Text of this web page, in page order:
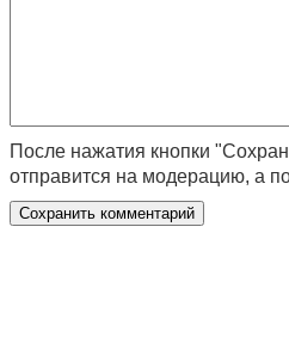
После нажатия кнопки
отправится на модерацию, а